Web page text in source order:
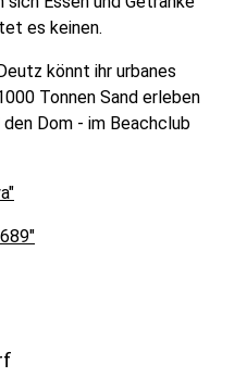
es keinen.
könnt ihr urbanes
Tonnen Sand erleben
Dom - im Beachclub